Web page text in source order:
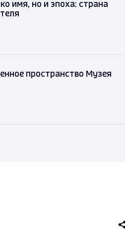
имя, но и эпоха: страна
пространство Музея